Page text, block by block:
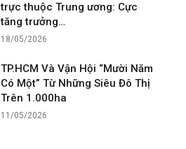
trực thuộc Trung ương: Cực
tăng trưởng…
18/05/2026
TP.HCM Và Vận Hội “Mười Năm
Có Một” Từ Những Siêu Đô Thị
Trên 1.000ha
11/05/2026